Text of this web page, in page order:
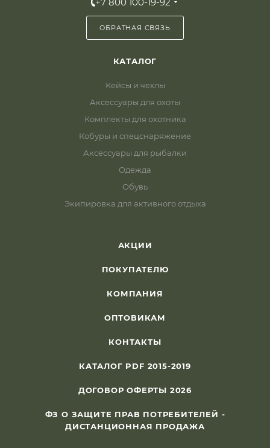
ОБРАТНАЯ СВЯЗЬ
КАТАЛОГ
Кейсы и чехлы
Аксессуары для охоты
Комплекты для охотника
Кобуры и спецснаряжение
Аксессуары для рыбалки
Одежда
Обувь
Экипировка для активного отдыха
АКЦИИ
ПОКУПАТЕЛЮ
КОМПАНИЯ
ОПТОВИКАМ
КОНТАКТЫ
КАТАЛОГ PDF 2015-2019
ДОГОВОР ОФЕРТЫ 2026
ФЗ О ЗАЩИТЕ ПРАВ ПОТРЕБИТЕЛЕЙ -
ДИСТАНЦИОННАЯ ПРОДАЖА